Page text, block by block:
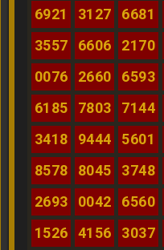
6921
3127 6681
3557
6606 2170
0076
2660 6593
6185
7803 7144
3418
9444 5601
8578
8045 3748
2693
0042 6560
1526
4156 3037